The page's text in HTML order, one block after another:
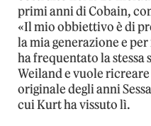
primi anni di Cobain,
«Il mio obbiettivo è di
la mia generazione e
ha frequentato la
Weiland e vuole
originale degli anni
cui Kurt ha vissuto lì.